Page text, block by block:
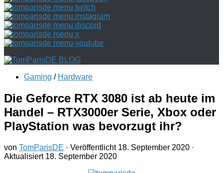
Gaming / Hardware
Die Geforce RTX 3080 ist ab heute im
Handel – RTX3000er Serie, Xbox oder
PlayStation was bevorzugt ihr?
von TomParisDE · Veröffentlicht 18. September 2020 ·
Aktualisiert 18. September 2020